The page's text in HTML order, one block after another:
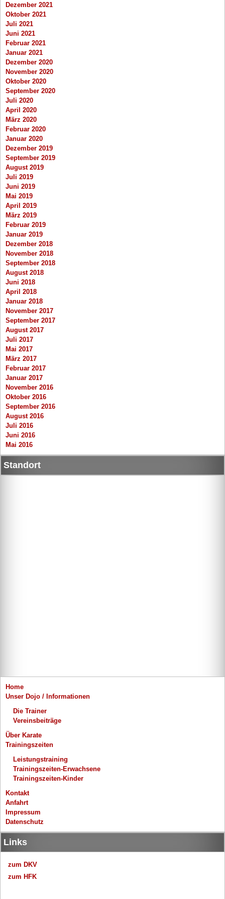
Dezember 2021
Oktober 2021
Juli 2021
Juni 2021
Februar 2021
Januar 2021
Dezember 2020
November 2020
Oktober 2020
September 2020
Juli 2020
April 2020
März 2020
Februar 2020
Januar 2020
Dezember 2019
September 2019
August 2019
Juli 2019
Juni 2019
Mai 2019
April 2019
März 2019
Februar 2019
Januar 2019
Dezember 2018
November 2018
September 2018
August 2018
Juni 2018
April 2018
Januar 2018
November 2017
September 2017
August 2017
Juli 2017
Mai 2017
März 2017
Februar 2017
Januar 2017
November 2016
Oktober 2016
September 2016
August 2016
Juli 2016
Juni 2016
Mai 2016
Standort
Home
Unser Dojo / Informationen
Die Trainer
Vereinsbeiträge
Über Karate
Trainingszeiten
Leistungstraining
Trainingszeiten-Erwachsene
Trainingszeiten-Kinder
Kontakt
Anfahrt
Impressum
Datenschutz
Links
zum DKV
zum HFK